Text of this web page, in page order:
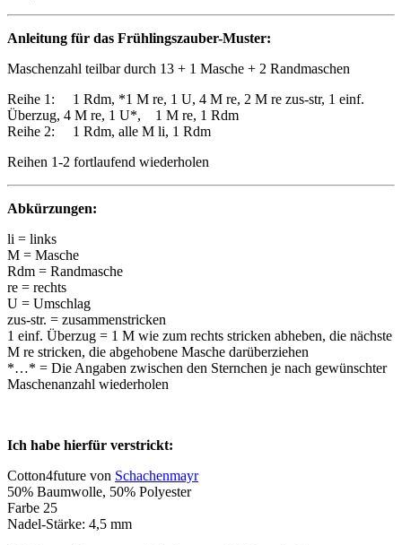
Anleitung für das Frühlingszauber-Muster:
Maschenzahl teilbar durch 13 + 1 Masche + 2 Randmaschen
Reihe 1: 1 Rdm, *1 M re, 1 U, 4 M re, 2 M re zus-str, 1 einf.
Überzug, 4 M re, 1 U*, 1 M re, 1 Rdm
Reihe 2: 1 Rdm, alle M li, 1 Rdm
Reihen 1-2 fortlaufend wiederholen
Abkürzungen:
li = links
M = Masche
Rdm = Randmasche
re = rechts
U = Umschlag
zus-str. = zusammenstricken
1 einf. Überzug = 1 M wie zum rechts stricken abheben, die nächste
M re stricken, die abgehobene Masche darüberziehen
*…* = Die Angaben zwischen den Sternchen je nach gewünschter
Maschenanzahl wiederholen
Ich habe hierfür verstrickt:
Cotton4future von Schachenmayr
50% Baumwolle, 50% Polyester
Farbe 25
Nadel-Stärke: 4,5 mm